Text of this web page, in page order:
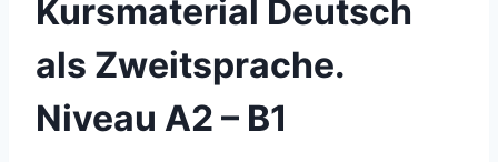
Kursmaterial Deutsch
als Zweitsprache.
Niveau A2 – B1